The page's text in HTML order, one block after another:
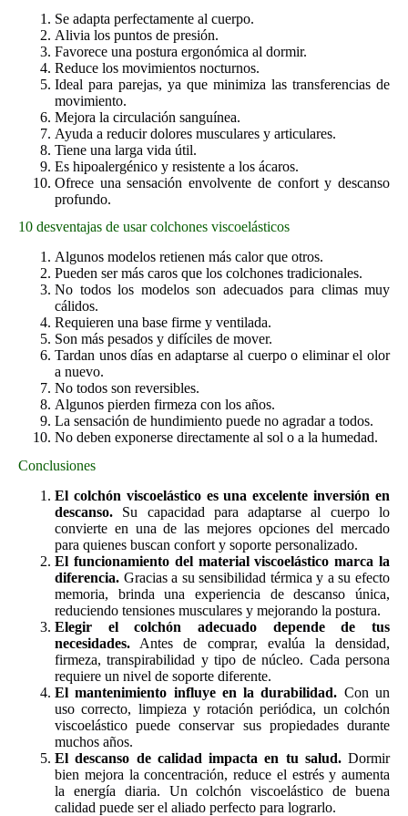
Se adapta perfectamente al cuerpo.
Alivia los puntos de presión.
Favorece una postura ergonómica al dormir.
Reduce los movimientos nocturnos.
Ideal para parejas, ya que minimiza las transferencias de
movimiento.
Mejora la circulación sanguínea.
Ayuda a reducir dolores musculares y articulares.
Tiene una larga vida útil.
Es hipoalergénico y resistente a los ácaros.
Ofrece una sensación envolvente de confort y descanso
profundo.
10 desventajas de usar colchones viscoelásticos
Algunos modelos retienen más calor que otros.
Pueden ser más caros que los colchones tradicionales.
No todos los modelos son adecuados para climas muy
cálidos.
Requieren una base firme y ventilada.
Son más pesados y difíciles de mover.
Tardan unos días en adaptarse al cuerpo o eliminar el olor
a nuevo.
No todos son reversibles.
Algunos pierden firmeza con los años.
La sensación de hundimiento puede no agradar a todos.
No deben exponerse directamente al sol o a la humedad.
Conclusiones
El colchón viscoelástico es una excelente inversión en
descanso. Su capacidad para adaptarse al cuerpo lo
convierte en una de las mejores opciones del mercado
para quienes buscan confort y soporte personalizado.
El funcionamiento del material viscoelástico marca la
diferencia. Gracias a su sensibilidad térmica y a su efecto
memoria, brinda una experiencia de descanso única,
reduciendo tensiones musculares y mejorando la postura.
Elegir el colchón adecuado depende de tus
necesidades. Antes de comprar, evalúa la densidad,
firmeza, transpirabilidad y tipo de núcleo. Cada persona
requiere un nivel de soporte diferente.
El mantenimiento influye en la durabilidad. Con un
uso correcto, limpieza y rotación periódica, un colchón
viscoelástico puede conservar sus propiedades durante
muchos años.
El descanso de calidad impacta en tu salud.Dormir
bien mejora la concentración, reduce el estrés y aumenta
la energía diaria. Un colchón viscoelástico de buena
calidad puede ser el aliado perfecto para lograrlo.